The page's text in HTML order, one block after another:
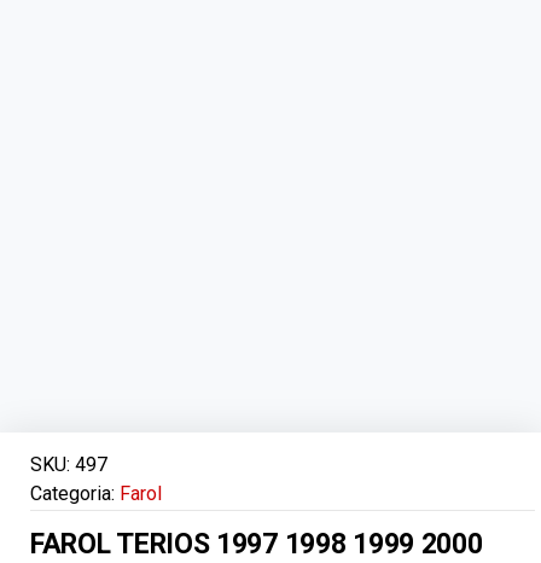
SKU: 497
Categoria: Farol
FAROL TERIOS 1997 1998 1999 2000